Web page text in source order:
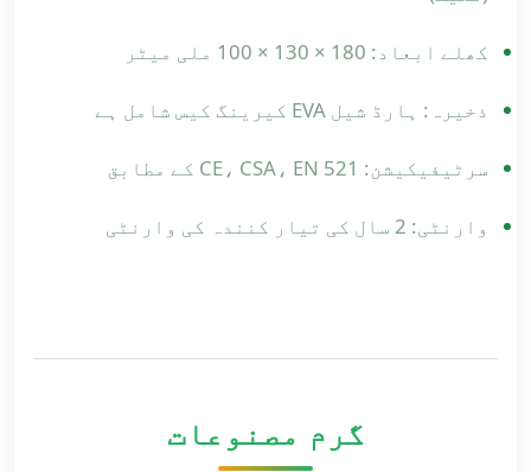
کھلے ابعاد: 180 × 130 × 100 ملی میٹر
ذخیرہ: ہارڈ شیل EVA کیرینگ کیس شامل ہے
سرٹیفیکیشن: CE، CSA، EN 521 کے مطابق
وارنٹی: 2 سال کی تیار کنندہ کی وارنٹی
گرم مصنوعات